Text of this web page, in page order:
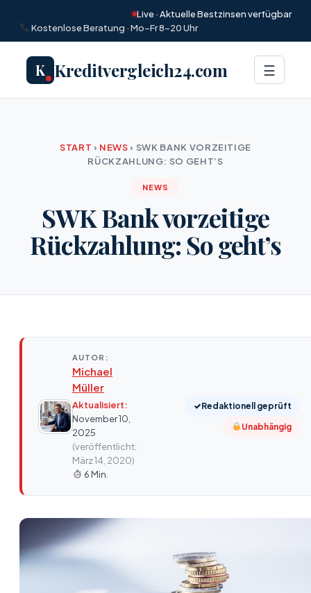
Live · Aktuelle Bestzinsen verfügbar
Kostenlose Beratung · Mo–Fr 8–20 Uhr
K Kreditvergleich24.com Menü
☰
START › NEWS › SWK BANK VORZEITIGE
RÜCKZAHLUNG: SO GEHT’S
NEWS
SWK Bank vorzeitige
Rückzahlung: So geht’s
AUTOR:
Michael
Müller
Aktualisiert:
November 10,
2025
(veröffentlicht:
März 14, 2020)
6 Min.
✓Redaktionell geprüft
Unabhängig